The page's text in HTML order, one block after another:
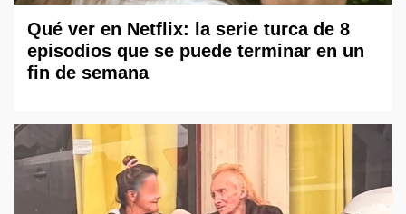
Qué ver en Netflix: la serie turca de 8
episodios que se puede terminar en un
fin de semana